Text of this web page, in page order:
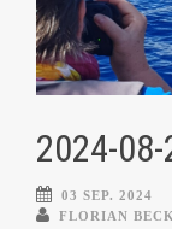
2024-
03 SEP. 2024
FLORIAN